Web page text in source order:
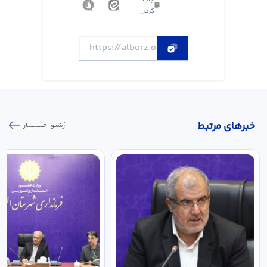
کردن
خبر‌های مرتبط آرشیو اخبـــــــــــار